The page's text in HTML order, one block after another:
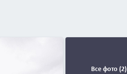
Все фото (2)